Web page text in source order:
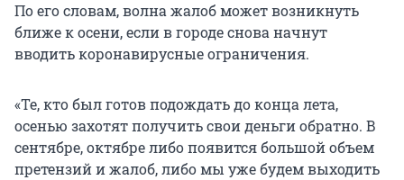
По его словам, волна жалоб может возникнуть
ближе к осени, если в городе снова начнут
вводить коронавирусные ограничения.
«Те, кто был готов подождать до конца лета,
осенью захотят получить свои деньги обратно. В
сентябре, октябре либо появится большой объем
претензий и жалоб, либо мы уже будем выходить